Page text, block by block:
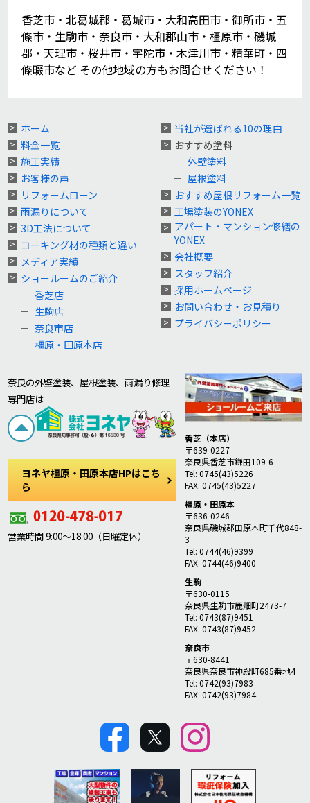
香芝市・北葛城郡・葛城市・大和高田市・御所市・五
條市・生駒市・奈良市・大和郡山市・橿原市・磯城
郡・天理市・桜井市・宇陀市・木津川市・精華町・四
條畷市など その他地域の方もお問合せください！
ホーム
料金一覧
施工実績
お客様の声
リフォームローン
雨漏りについて
3D工法について
コーキング材の種類と違い
メディア実績
ショールームのご紹介
香芝店
生駒店
奈良市店
橿原・田原本店
当社が選ばれる10の理由
おすすめ塗料
外壁塗料
屋根塗料
おすすめ屋根リフォーム一覧
工場塗装のYONEX
アパート・マンション修繕の
YONEX
会社概要
スタッフ紹介
採用ホームページ
お問い合わせ・お見積り
プライバシーポリシー
奈良の外壁塗装、屋根塗装、雨漏り修理
専門店は
ヨネヤ橿原・田原本店HPはこち
ら
営業時間 9:00～18:00（日曜定休）
香芝（本店）
〒639-0227
奈良県香芝市鎌田109-6
Tel: 0745(43)5226
FAX: 0745(43)5227
橿原・田原本
〒636-0246
奈良県磯城郡田原本町千代848-
3
Tel: 0744(46)9399
FAX: 0744(46)9400
生駒
〒630-0115
奈良県生駒市鹿畑町2473-7
Tel: 0743(87)9451
FAX: 0743(87)9452
奈良市
〒630-8441
奈良県奈良市神殿町685番地4
Tel: 0742(93)7983
FAX: 0742(93)7984